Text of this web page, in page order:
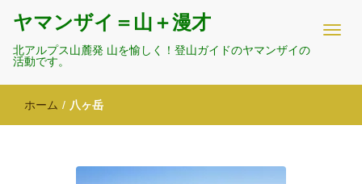
ヤマンザイ＝山＋漫才
北アルプス山麓発 山を愉しく！登山ガイドのヤマンザイの
活動です。
ホーム / 八ヶ岳